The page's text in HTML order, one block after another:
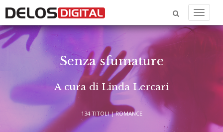
Menu
Senza sfumature
A cura di Linda Lercari
134 TITOLI |ROMANCE